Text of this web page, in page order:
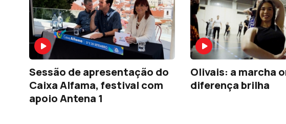
Sessão de apresentação do
Caixa Alfama, festival com
apoio Antena 1
Olivais: a marcha onde a
diferença brilha